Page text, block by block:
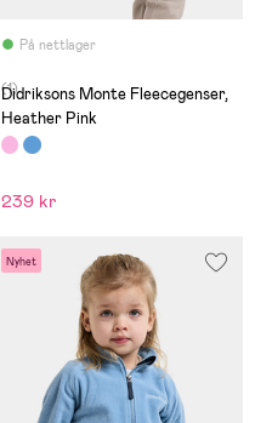
På nettlager
(1)
Didriksons Monte Fleecegenser,
Heather Pink
239 kr
Nyhet